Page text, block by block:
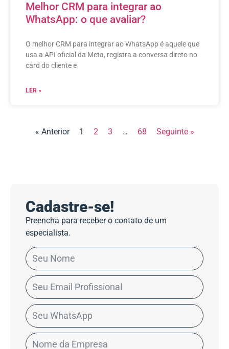
Melhor CRM para integrar ao
WhatsApp: o que avaliar?
O melhor CRM para integrar ao WhatsApp é aquele que
usa a API oficial da Meta, registra a conversa direto no
card do cliente e
LER »
« Anterior 1 2 3 … 68 Seguinte »
Cadastre-se!
Preencha para receber o contato de um
especialista.